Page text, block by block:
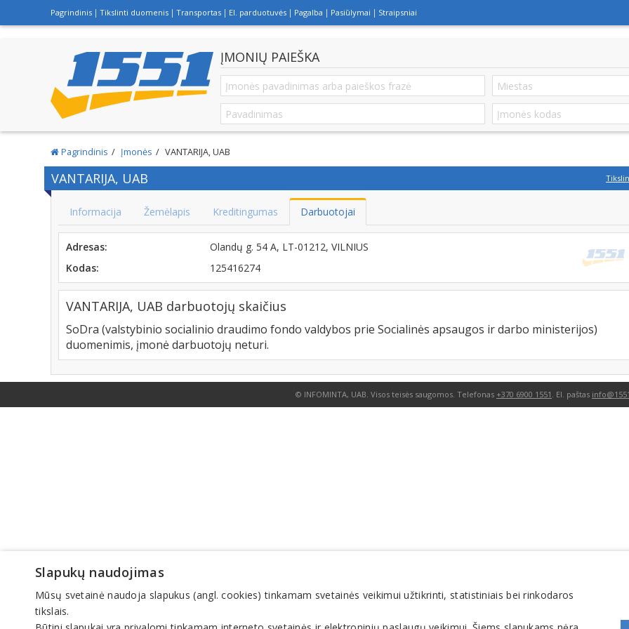
Pagrindinis Tikslinti duomenis Transportas El. parduotuvės Pagalba Pasiūlymai Straipsniai
ĮMONIŲ PAIEŠKA
Pagrindinis Įmonės VANTARIJA, UAB
VANTARIJA, UAB
Informacija Žemėlapis Kreditingumas Darbuotojai
Adresas:
Olandų g. 54 A, LT-01212, VILNIUS
Kodas:
125416274
VANTARIJA, UAB darbuotojų skaičius
SoDra (valstybinio socialinio draudimo fondo valdybos prie Socialinės apsaugos ir darbo ministerijos)
duomenimis, įmonė darbuotojų neturi.
© INFOMINTA, UAB. Visos teisės saugomos. Telefonas +370 6900 1551 . El. paštas
Slapukų naudojimas
Mūsų svetainė naudoja slapukus (angl. cookies) tinkamam svetainės veikimui užtikrinti, statistiniais bei rinkodaros
tikslais.